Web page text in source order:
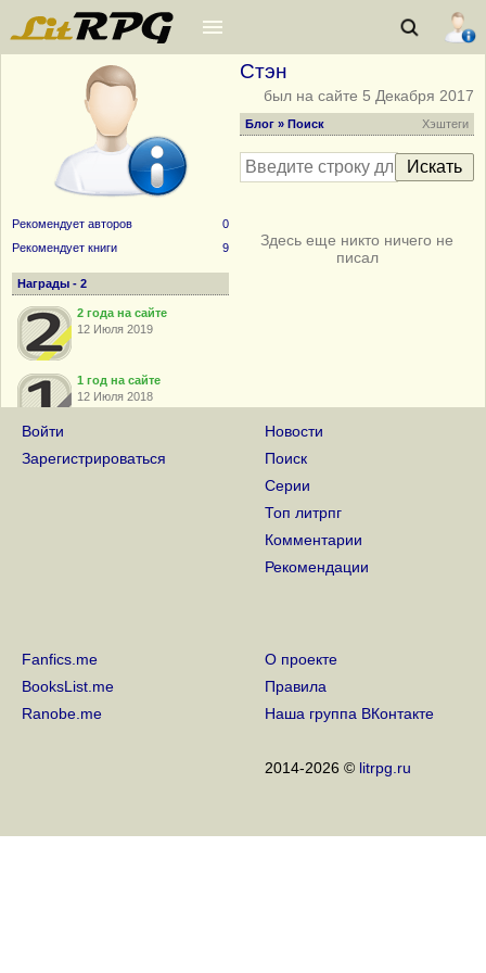
Рекомендует авторов
0
Рекомендует книги
9
Награды - 2
2 года на сайте
12 Июля 2019
1 год на сайте
12 Июля 2018
Стэн
был на сайте 5 Декабря 2017
Блог » Поиск Хэштеги
Здесь еще никто ничего не
писал
Войти
Зарегистрироваться
Новости
Поиск
Серии
Топ литрпг
Комментарии
Рекомендации
Fanfics.me
BooksList.me
Ranobe.me
О проекте
Правила
Наша группа ВКонтакте
2014-2026 © litrpg.ru